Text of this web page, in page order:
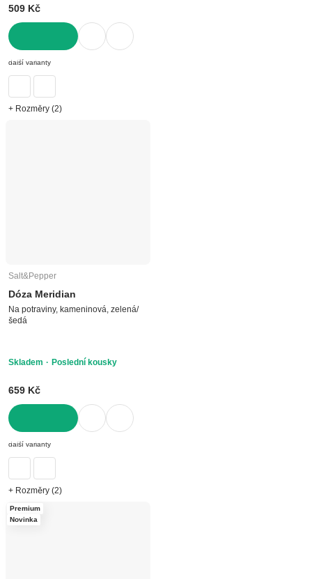
509 Kč
DO KOŠÍKU
další varianty
+ Rozměry (2)
Salt&Pepper
Dóza Meridian
Na potraviny, kameninová, zelená/
šedá
Skladem Poslední kousky
659 Kč
DO KOŠÍKU
další varianty
+ Rozměry (2)
Premium
Novinka